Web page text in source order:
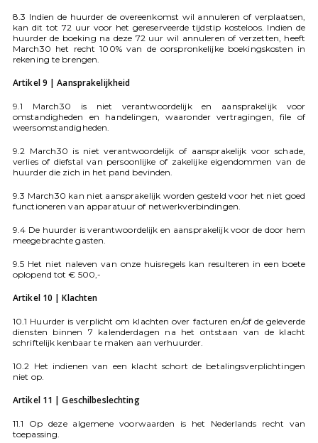
8.3 Indien de huurder de overeenkomst wil annuleren of verplaatsen,
kan dit tot 72 uur voor het gereserveerde tijdstip kosteloos. Indien de
huurder de boeking na deze 72 uur wil annuleren of verzetten, heeft
March30 het recht 100% van de oorspronkelijke boekingskosten in
rekening te brengen.
Artikel 9 | Aansprakelijkheid
9.1 March30 is niet verantwoordelijk en aansprakelijk voor
omstandigheden en handelingen, waaronder vertragingen, file of
weersomstandigheden.
9.2 March30 is niet verantwoordelijk of aansprakelijk voor schade,
verlies of diefstal van persoonlijke of zakelijke eigendommen van de
huurder die zich in het pand bevinden.
9.3 March30 kan niet aansprakelijk worden gesteld voor het niet goed
functioneren van apparatuur of netwerkverbindingen.
9.4 De huurder is verantwoordelijk en aansprakelijk voor de door hem
meegebrachte gasten.
9.5 Het niet naleven van onze huisregels kan resulteren in een boete
oplopend tot € 500,-
Artikel 10 | Klachten
10.1 Huurder is verplicht om klachten over facturen en/of de geleverde
diensten binnen 7 kalenderdagen na het ontstaan van de klacht
schriftelijk kenbaar te maken aan verhuurder.
10.2 Het indienen van een klacht schort de betalingsverplichtingen
niet op.
Artikel 11 | Geschilbeslechting
11.1 Op deze algemene voorwaarden is het Nederlands recht van
toepassing.